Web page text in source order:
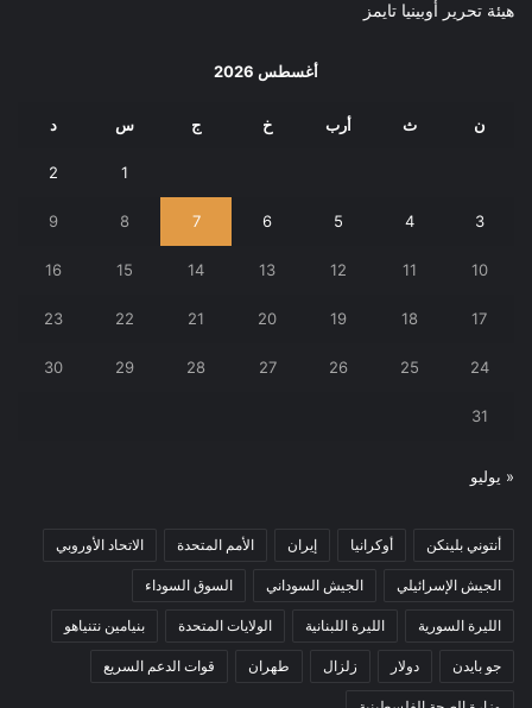
هيئة تحرير أوبينيا تايمز
أغسطس 2026
ن ث أرب خ ج س د
1
2
3
4
5
6
7
8
9
10
11
12
13
14
15
16
17
18
19
20
21
22
23
24
25
26
27
28
29
30
31
« يوليو
أنتوني بلينكن أوكرانيا إيران الأمم المتحدة الاتحاد الأوروبي
الجيش الإسرائيلي الجيش السوداني السوق السوداء
الليرة السورية الليرة اللبنانية الولايات المتحدة بنيامين نتنياهو
جو بايدن دولار زلزال طهران قوات الدعم السريع